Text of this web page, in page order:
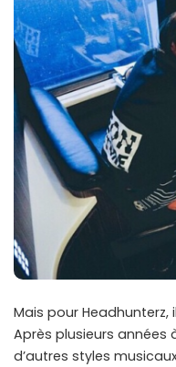
Mais pour Headhunterz,
Après plusieurs années
d’autres styles